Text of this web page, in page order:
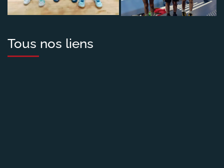
Tous nos liens